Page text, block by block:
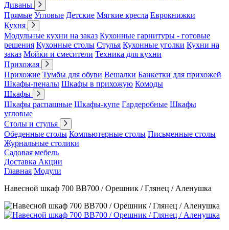
Диваны
Прямые Угловые Детские Мягкие кресла Еврокнижки
Кухня
Модульные кухни на заказ Кухонные гарнитуры - готовые
решения Кухонные столы Стулья Кухонные уголки Кухни на
заказ Мойки и смесители Техника для кухни
Прихожая
Прихожие Тумбы для обуви Вешалки Банкетки для прихожей
Шкафы-пеналы Шкафы в прихожую Комоды
Шкафы
Шкафы распашные Шкафы-купе Гардеробные Шкафы
угловые
Столы и стулья
Обеденные столы Компьютерные столы Письменные столы
Журнальные столики
Садовая мебель
Доставка Акции
Главная Модули
Навесной шкаф 700 ВВ700 / Орешник / Глянец / Аленушка